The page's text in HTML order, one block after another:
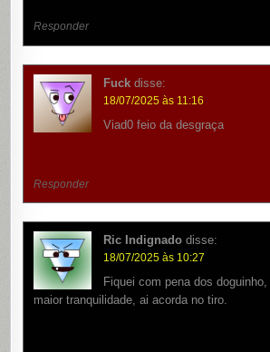
Responder
Fuck disse:
18/07/2025 às 11:16
Viad0 feio da desgraça
Responder
Ric Indignado disse:
18/07/2025 às 10:27
Fiquei com pena dos
maior tranquilidade, ai acorda no tiro.